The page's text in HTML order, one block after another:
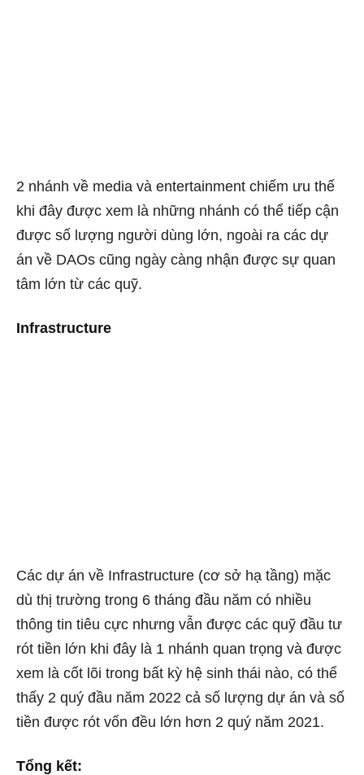
2 nhánh về media và entertainment chiếm ưu thế
khi đây được xem là những nhánh có thể tiếp cận
được số lượng người dùng lớn, ngoài ra các dự
án về DAOs cũng ngày càng nhận được sự quan
tâm lớn từ các quỹ.
Infrastructure
Các dự án về Infrastructure (cơ sở hạ tầng) mặc
dù thị trường trong 6 tháng đầu năm có nhiều
thông tin tiêu cực nhưng vẫn được các quỹ đầu tư
rót tiền lớn khi đây là 1 nhánh quan trọng và được
xem là cốt lõi trong bất kỳ hệ sinh thái nào, có thể
thấy 2 quý đầu năm 2022 cả số lượng dự án và số
tiền được rót vốn đều lớn hơn 2 quý năm 2021.
Tổng kết: